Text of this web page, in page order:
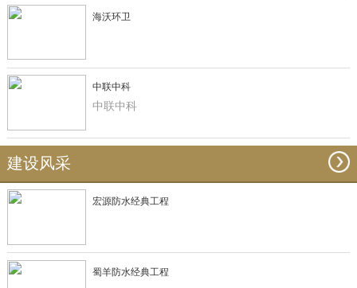
海沃环卫
中联中科
中联中科
建设风采
宏源防水经典工程
蜀羊防水经典工程